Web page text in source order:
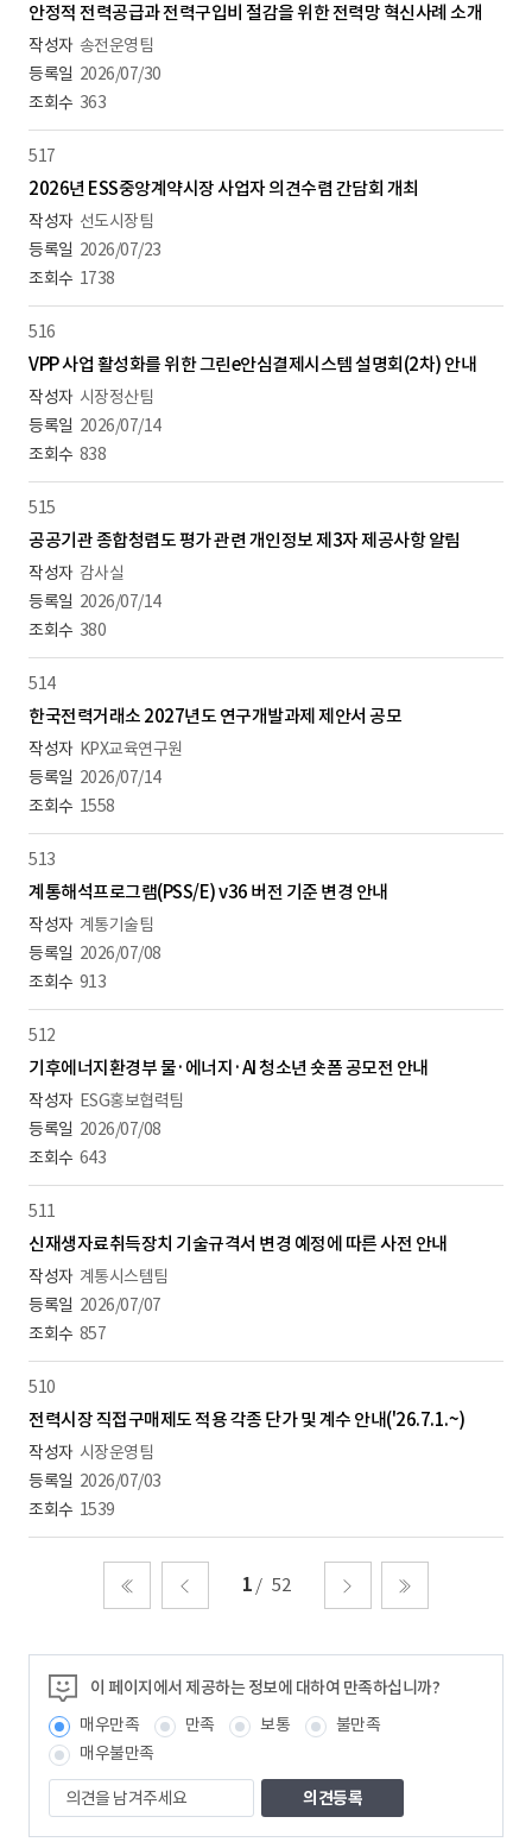
안정적 전력공급과 전력구입비 절감을 위한 전력망 혁신사례 소개
송전운영팀
2026/07/30
363
517
2026년 ESS중앙계약시장 사업자 의견수렴 간담회 개최
선도시장팀
2026/07/23
1738
516
VPP 사업 활성화를 위한 그린e안심결제시스템 설명회(2차) 안내
시장정산팀
2026/07/14
838
515
공공기관 종합청렴도 평가 관련 개인정보 제3자 제공사항 알림
감사실
2026/07/14
380
514
한국전력거래소 2027년도 연구개발과제 제안서 공모
KPX교육연구원
2026/07/14
1558
513
계통해석프로그램(PSS/E) v36 버전 기준 변경 안내
계통기술팀
2026/07/08
913
512
기후에너지환경부 물·에너지·AI 청소년 숏폼 공모전 안내
ESG홍보협력팀
2026/07/08
643
511
신재생자료취득장치 기술규격서 변경 예정에 따른 사전 안내
계통시스템팀
2026/07/07
857
510
전력시장 직접구매제도 적용 각종 단가 및 계수 안내('26.7.1.~)
시장운영팀
2026/07/03
1539
1 52
이 페이지에서 제공하는 정보에 대하여 만족하십니까?
매우만족
만족 보통
불만족
매우불만족
의
견
을